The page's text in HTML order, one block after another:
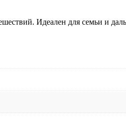
Идеален для семьи и